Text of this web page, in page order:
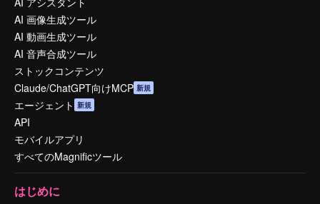
AI 画像生成ツール
AI 動画生成ツール
AI 音声合成ツール
ストックコンテンツ
Claude/ChatGPT向けMCP 新規
エージェント 新規
API
モバイルアプリ
すべてのMagnificツール
はじめに